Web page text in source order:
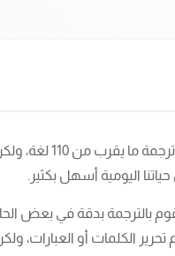
جميع مستخدمي الإنترنت
اليومية أسهل بكثير.
بالترجمة بدقة في بعض
الكلمات أو العبارات،